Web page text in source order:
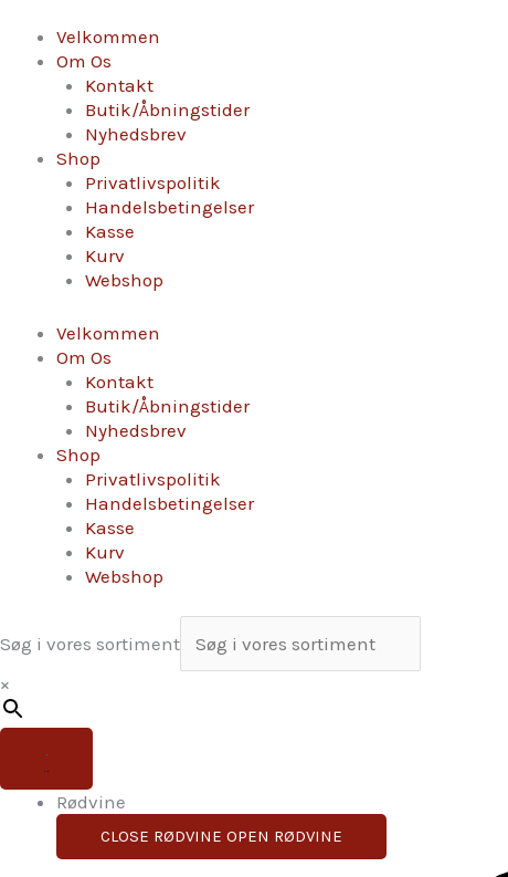
indholdet
Velkommen
Om Os
Kontakt
Butik/Åbningstider
Nyhedsbrev
Shop
Privatlivspolitik
Handelsbetingelser
Kasse
Kurv
Webshop
Velkommen
Om Os
Kontakt
Butik/Åbningstider
Nyhedsbrev
Shop
Privatlivspolitik
Handelsbetingelser
Kasse
Kurv
Webshop
Søg i vores sortiment
×
Rødvine
CLOSE RØDVINE OPEN RØDVINE
Chardonnay
Montessuy